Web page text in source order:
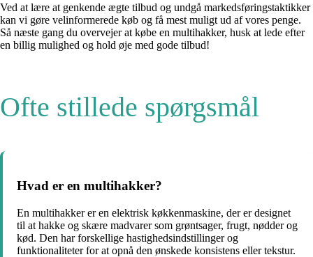
Ved at lære at genkende ægte tilbud og undgå markedsføringstaktikker
kan vi gøre velinformerede køb og få mest muligt ud af vores penge.
Så næste gang du overvejer at købe en multihakker, husk at lede efter
en billig mulighed og hold øje med gode tilbud!
Ofte stillede spørgsmål
Hvad er en multihakker?
En multihakker er en elektrisk køkkenmaskine, der er designet
til at hakke og skære madvarer som grøntsager, frugt, nødder og
kød. Den har forskellige hastighedsindstillinger og
funktionaliteter for at opnå den ønskede konsistens eller tekstur.